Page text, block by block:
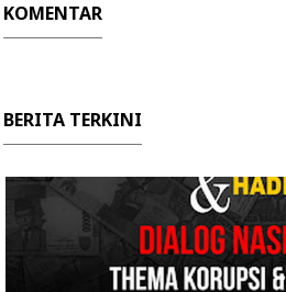
KOMENTAR
BERITA TERKINI